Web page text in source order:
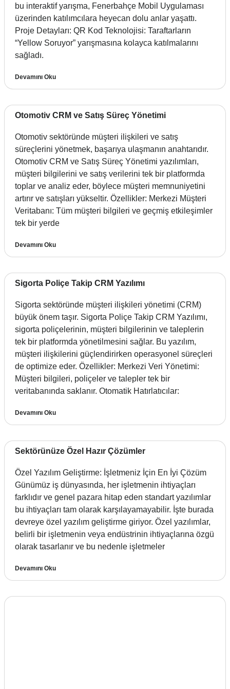
bu interaktif yarışma, Fenerbahçe Mobil Uygulaması
üzerinden katılımcılara heyecan dolu anlar yaşattı.
Proje Detayları: QR Kod Teknolojisi: Taraftarların
“Yellow Soruyor” yarışmasına kolayca katılmalarını
sağladı.
Devamını Oku
Otomotiv CRM ve Satış Süreç Yönetimi
Otomotiv sektöründe müşteri ilişkileri ve satış
süreçlerini yönetmek, başarıya ulaşmanın anahtarıdır.
Otomotiv CRM ve Satış Süreç Yönetimi yazılımları,
müşteri bilgilerini ve satış verilerini tek bir platformda
toplar ve analiz eder, böylece müşteri memnuniyetini
artırır ve satışları yükseltir. Özellikler: Merkezi Müşteri
Veritabanı: Tüm müşteri bilgileri ve geçmiş etkileşimler
tek bir yerde
Devamını Oku
Sigorta Poliçe Takip CRM Yazılımı
Sigorta sektöründe müşteri ilişkileri yönetimi (CRM)
büyük önem taşır. Sigorta Poliçe Takip CRM Yazılımı,
sigorta poliçelerinin, müşteri bilgilerinin ve taleplerin
tek bir platformda yönetilmesini sağlar. Bu yazılım,
müşteri ilişkilerini güçlendirirken operasyonel süreçleri
de optimize eder. Özellikler: Merkezi Veri Yönetimi:
Müşteri bilgileri, poliçeler ve talepler tek bir
veritabanında saklanır. Otomatik Hatırlatıcılar:
Devamını Oku
Sektörünüze Özel Hazır Çözümler
Özel Yazılım Geliştirme: İşletmeniz İçin En İyi Çözüm
Günümüz iş dünyasında, her işletmenin ihtiyaçları
farklıdır ve genel pazara hitap eden standart yazılımlar
bu ihtiyaçları tam olarak karşılayamayabilir. İşte burada
devreye özel yazılım geliştirme giriyor. Özel yazılımlar,
belirli bir işletmenin veya endüstrinin ihtiyaçlarına özgü
olarak tasarlanır ve bu nedenle işletmeler
Devamını Oku